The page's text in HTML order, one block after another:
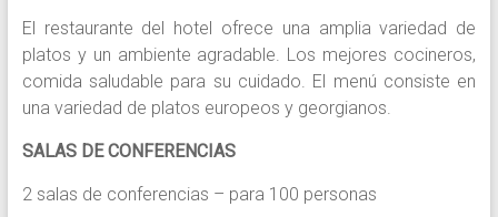
El restaurante del hotel ofrece una amplia variedad de
platos y un ambiente agradable. Los mejores cocineros,
comida saludable para su cuidado. El menú consiste en
una variedad de platos europeos y georgianos.
SALAS DE CONFERENCIAS
2 salas de conferencias – para 100 personas